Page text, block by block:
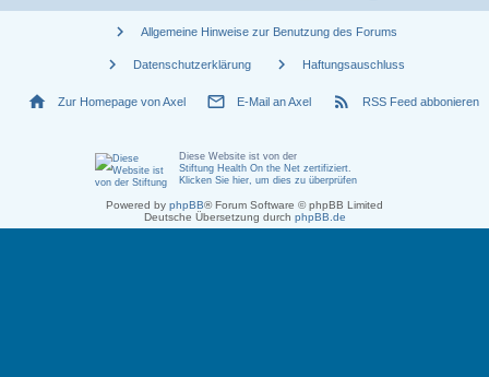
chevron_right Allgemeine Hinweise zur Benutzung des Forums
chevron_right Datenschutzerklärung chevron_right Haftungsauschluss
home Zur Homepage von Axel mail_outline E-Mail an Axel rss_feed RSS Feed abbonieren
Diese Website ist von der
Stiftung Health On the Net zertifiziert
Klicken Sie hier, um dies zu überprüfen
Powered by phpBB® Forum Software © phpBB Limited
Deutsche Übersetzung durch phpBB.de